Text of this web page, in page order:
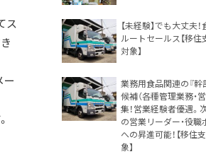
ス
ー
【未経験】でも大丈夫
ルートセールス【移住
対象】
業務用食品関連の『幹
候補（各種管理業務・営
集！営業経験者優遇。
の営業リーダー・役職
への昇進可能！【移住
象】